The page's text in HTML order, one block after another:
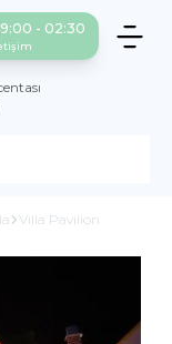
- 02:30
Villa Pavilion